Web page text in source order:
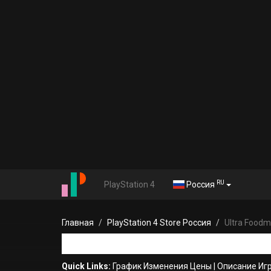
PlayStation 4 Россия RU
Главная PlayStation 4 Store Россия Ultra
Quick Links: График Изменения Цены Описание